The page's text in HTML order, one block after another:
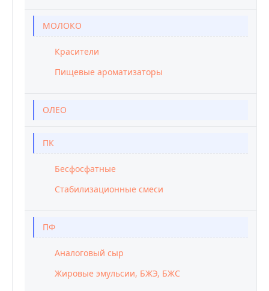
МОЛОКО
Красители
Пищевые ароматизаторы
ОЛЕО
ПК
Бесфосфатные
Стабилизационные смеси
ПФ
Аналоговый сыр
Жировые эмульсии, БЖЭ, БЖС